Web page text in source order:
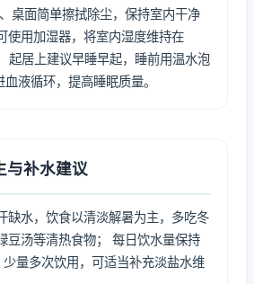
桌面简单擦拭除尘，保持室内干净
使用加湿器，将室内湿度维持在
起居上建议早睡早起，睡前用温水泡
液循环，提高睡眠质量。
与补水建议
缺水，饮食以清淡解暑为主，多吃冬
豆汤等清热食物； 每日饮水量保持
量多次饮用，可适当补充淡盐水维